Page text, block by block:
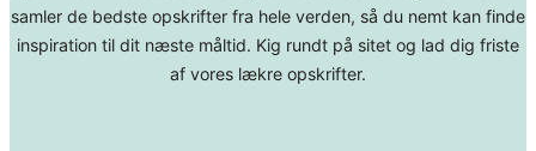
samler de bedste opskrifter fra hele verden, så du nemt kan finde
inspiration til dit næste måltid. Kig rundt på sitet og lad dig friste
af vores lækre opskrifter.